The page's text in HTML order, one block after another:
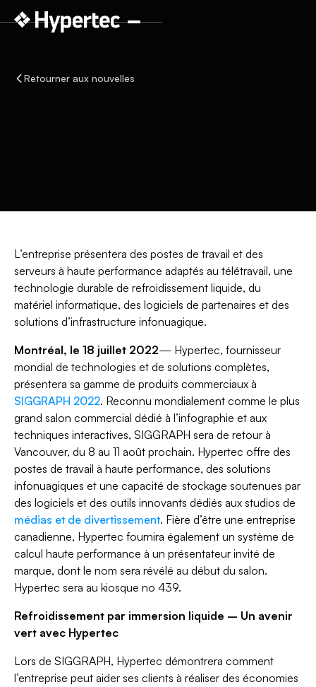
Retourner aux nouvelles
L’entreprise présentera des postes de travail et des
serveurs à haute performance adaptés au télétravail, une
technologie durable de refroidissement liquide, du
matériel informatique, des logiciels de partenaires et des
solutions d’infrastructure infonuagique.
Montréal, le 18 juillet 2022— Hypertec, fournisseur
mondial de technologies et de solutions complètes,
présentera sa gamme de produits commerciaux à
SIGGRAPH 2022. Reconnu mondialement comme le plus
grand salon commercial dédié à l’infographie et aux
techniques interactives, SIGGRAPH sera de retour à
Vancouver, du 8 au 11 août prochain. Hypertec offre des
postes de travail à haute performance, des solutions
infonuagiques et une capacité de stockage soutenues par
des logiciels et des outils innovants dédiés aux studios de
médias et de divertissement. Fière d’être une entreprise
canadienne, Hypertec fournira également un système de
calcul haute performance à un présentateur invité de
marque, dont le nom sera révélé au début du salon.
Hypertec sera au kiosque no 439.
Refroidissement par immersion liquide – Un avenir
vert avec Hypertec
Lors de SIGGRAPH, Hypertec démontrera comment
l’entreprise peut aider ses clients à réaliser des économies